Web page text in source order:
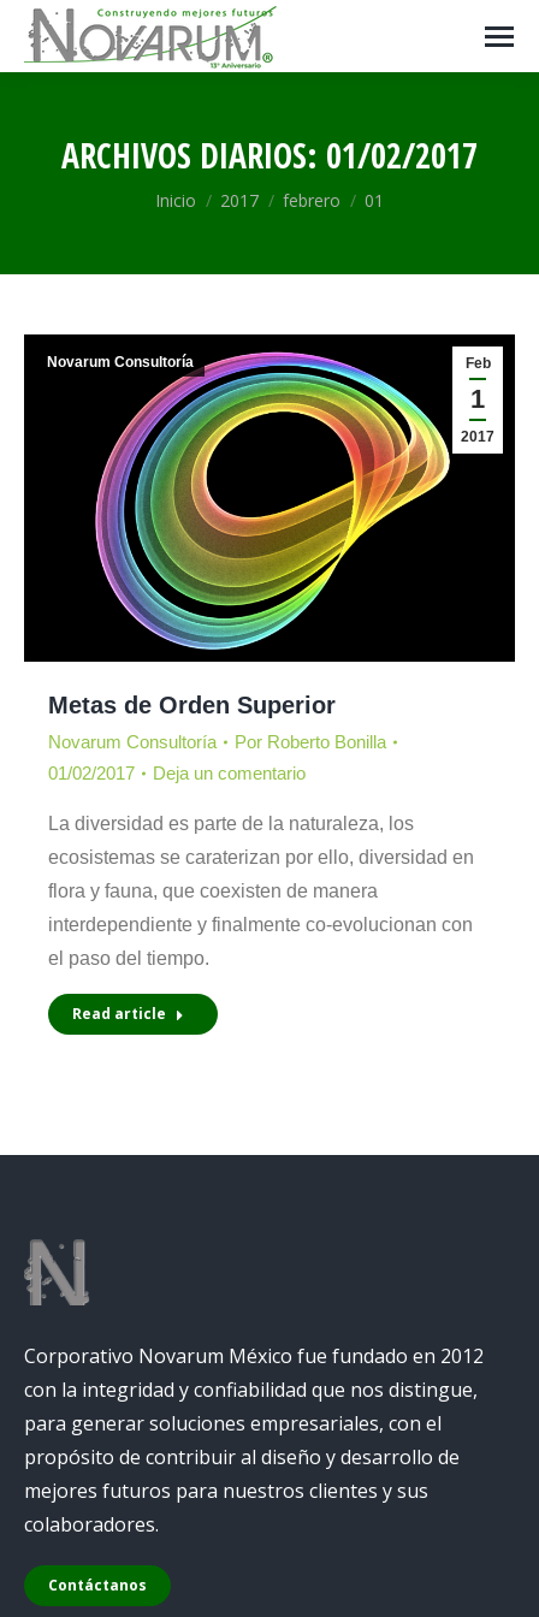
ARCHIVOS DIARIOS: 01/02/2017
Estás aquí:
Inicio 2017 febrero 01
Feb
1
2017
Novarum Consultoría
Metas de Orden Superior
Novarum Consultoría Por Roberto Bonilla
01/02/2017
Deja un comentario
La diversidad es parte de la naturaleza, los
ecosistemas se caraterizan por ello, diversidad en
flora y fauna, que coexisten de manera
interdependiente y finalmente co-evolucionan con
el paso del tiempo.
Read article
Corporativo Novarum México fue fundado en 2012
con la integridad y confiabilidad que nos distingue,
para generar soluciones empresariales, con el
propósito de contribuir al diseño y desarrollo de
mejores futuros para nuestros clientes y sus
colaboradores.
Contáctanos